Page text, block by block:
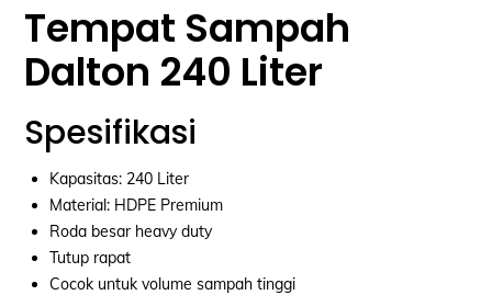
Tempat Sampah
Dalton 240 Liter
Spesifikasi
Kapasitas: 240 Liter
Material: HDPE Premium
Roda besar heavy duty
Tutup rapat
Cocok untuk volume sampah tinggi